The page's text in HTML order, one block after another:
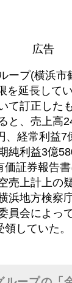
広告
ープ(横浜市
を延長して
て訂正した
と、売上高
、経常利益7
純利益3億
価証券報告
売上計上の
浜地方検察
員会によっ
していた。